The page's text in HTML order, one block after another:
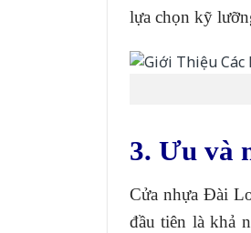
lựa chọn kỹ
3. Ưu và
Cửa nhựa Đài
đầu tiên là khả